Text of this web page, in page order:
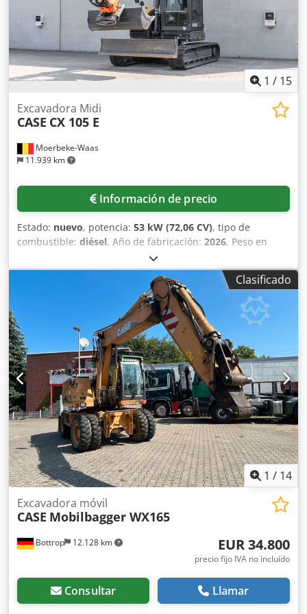
1 / 15
Moerbeke-Waas
11.939 km
Excavadora Midi
CASE CX 105 E
Información de precio
Estado: nuevo, potencia: 53 kW (72,06 CV), tipo de
combustible: diésel, Año de fabricación: 2026, Peso en
vacío: 9.780 kg. Dkjdpfszrrw Asx Ah Ijr Póngase en contacto
con el departamento de ventas de KEY-TEC para obtener
Clasificado
1 / 14
Bottrop 12.128 km
Excavadora móvil
CASE Mobilbagger WX165
EUR 34.800
precio fijo IVA no incluído
Consultar Llamar